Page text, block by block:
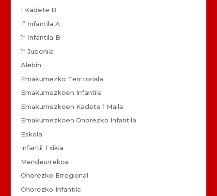
1 Kadete B
1ª Infantila A
1ª Infantila B
1ª Jubenila
Alebin
Emakumezko Territoriala
Emakumezkoen Infantila
Emakumezkoen Kadete 1 Maila
Emakumezkoen Ohorezko Infantila
Eskola
Infantil Txikia
Mendeurrekoa
Ohorezko Erregional
Ohorezko Infantila